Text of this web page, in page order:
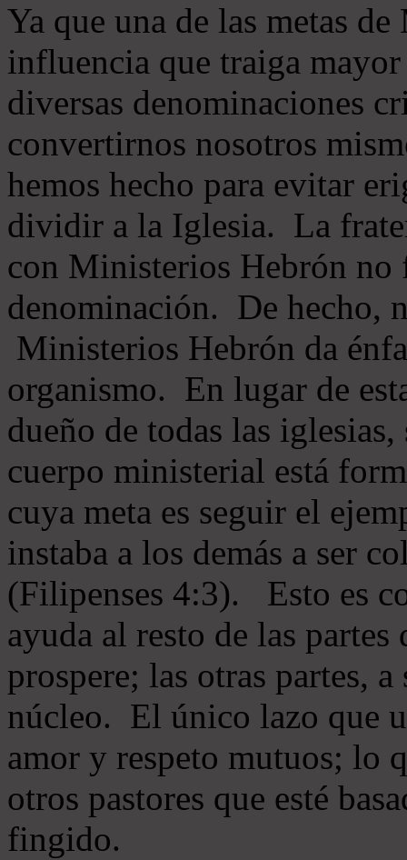
Ya que una de las metas
influencia que traiga
diversas denominaciones
convertirnos nosotros
hemos hecho para evitar
dividir a la Iglesia. La
con Ministerios Hebrón no
denominación. De hecho,
Ministerios Hebrón da
organismo. En lugar de
dueño de todas las
cuerpo ministerial está
cuya meta es seguir el
instaba a los demás a ser
(Filipenses 4:3). Esto es
ayuda al resto de las
prospere; las otras partes,
núcleo. El único lazo que
amor y respeto mutuos; lo
otros pastores que esté
fingido.